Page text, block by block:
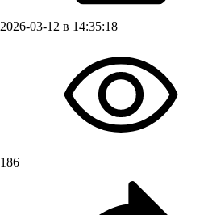
2026-03-12 в 14:35:18
186